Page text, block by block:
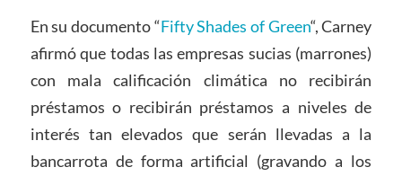
En su documento “Fifty Shades of Green“, Carney
afirmó que todas las empresas sucias (marrones)
con mala calificación climática no recibirán
préstamos o recibirán préstamos a niveles de
interés tan elevados que serán llevadas a la
bancarrota de forma artificial (gravando a los